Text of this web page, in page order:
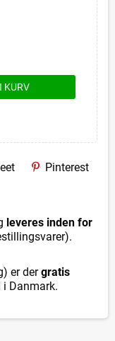
KURV
Pinterest
leveres inden for
er dergratis
Danmark.